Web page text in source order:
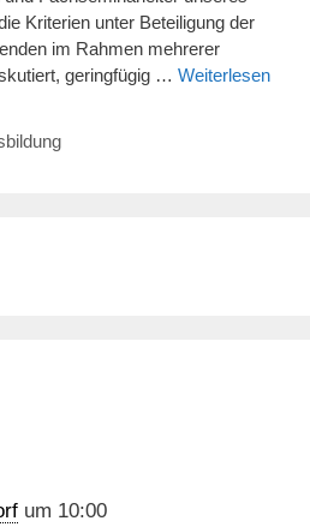
Kriterien unter Beteiligung der
im Rahmen mehrerer
geringfügig … Weiterlesen
um 10:00